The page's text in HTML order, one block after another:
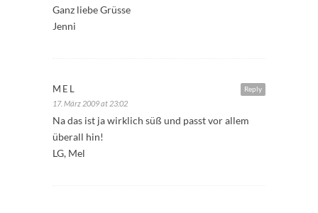
Ganz liebe Grüsse
Jenni
Reply
MEL
17. März 2009 at 23:02
Na das ist ja wirklich süß und passt vor allem
überall hin!
LG, Mel